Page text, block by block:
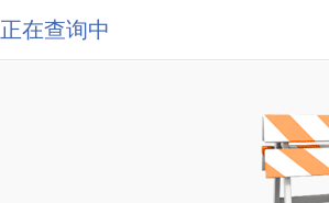
正在查询中